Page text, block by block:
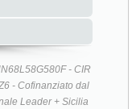
- CIR
- Cofinanziato dal
Leader + Sicilia